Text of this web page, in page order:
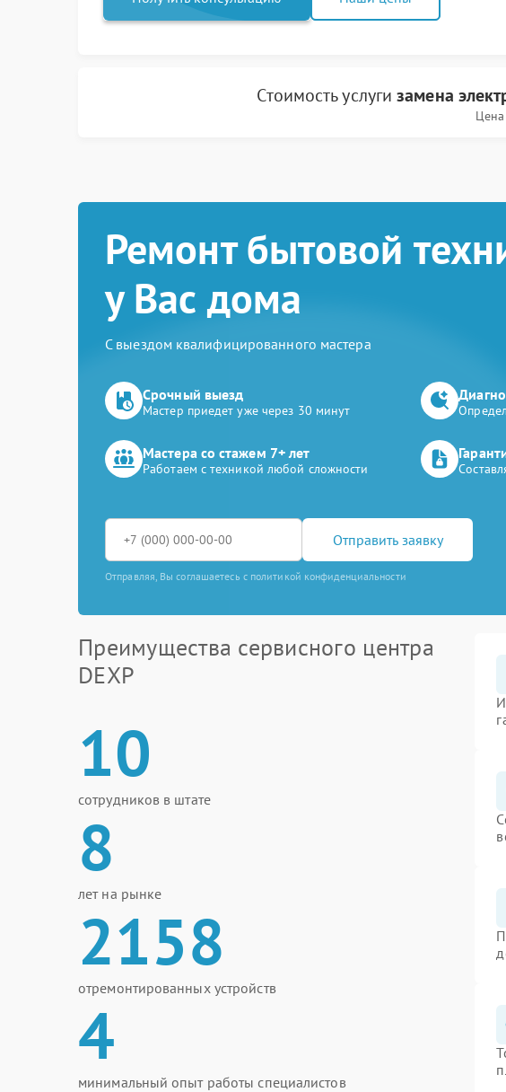
Стоимость услугизамена
Ремонт бытовой
у Вас дома
С выездом квалифицированного мастера
Срочный выезд
Мастер приедет уже через 30 минут
Мастера со стажем 7+ лет
Работаем с техникой любой сложности
Отправить заявку
Отправляя, Вы соглашаетесь с политикой конфиденциальности
Преимущества сервисного центра
DEXP
10
сотрудников в штате
8
лет на рынке
2158
отремонтированных устройств
4
минимальный опыт работы специалистов